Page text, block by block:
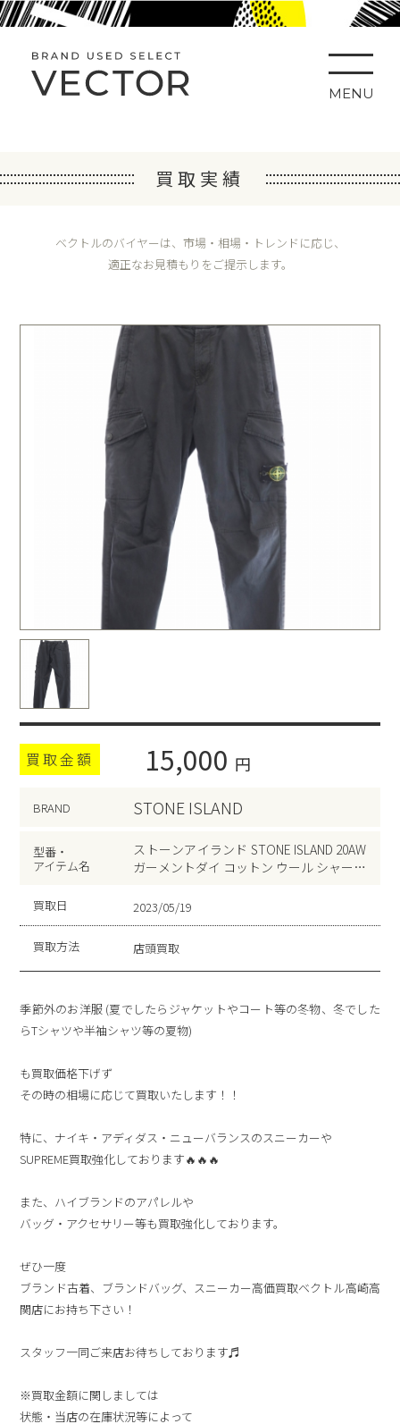
MENU
買取実績
ベクトルのバイヤーは、市場・相場・トレンドに応じ、
適正なお見積もりをご提示します。
買取金額 15,000 円
BRAND STONE ISLAND
型番・
アイテム名
ストーンアイランド STONE ISLAND 20AW
ガーメントダイ コットン ウール シャーリ
買取日 2023/05/19
買取方法 店頭買取
季節外のお洋服 (夏でしたらジャケットやコート等の冬物、冬でした
らTシャツや半袖シャツ等の夏物)
も買取価格下げず
その時の相場に応じて買取いたします！！
特に、ナイキ・アディダス・ニューバランスのスニーカーや
SUPREME買取強化しております🔥🔥🔥
また、ハイブランドのアパレルや
バッグ・アクセサリー等も買取強化しております。
ぜひ一度
ブランド古着、ブランドバッグ、スニーカー高価買取ベクトル高崎高
関店にお持ち下さい！
スタッフ一同ご来店お待ちしております♬
※買取金額に関しましては
状態・当店の在庫状況等によって